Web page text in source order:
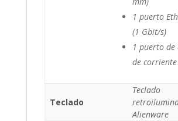
1 puerto
(1 Gbit/s)
1 puerto
de corriente
Teclado
Teclado
Alienware